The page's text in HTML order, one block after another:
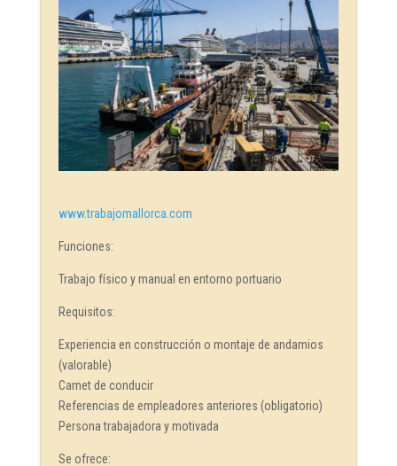
www.trabajomallorca.com
Funciones:
Trabajo físico y manual en entorno portuario
Requisitos:
Experiencia en construcción o montaje de andamios
(valorable)
Carnet de conducir
Referencias de empleadores anteriores (obligatorio)
Persona trabajadora y motivada
Se ofrece: